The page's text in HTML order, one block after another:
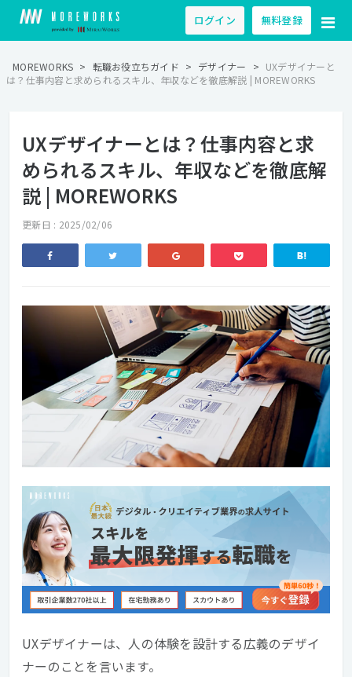
ログイン 無料登録
MOREWORKS > 転職お役立ちガイド > デザイナー > UXデザイナーと
は？仕事内容と求められるスキル、年収などを徹底解説 | MOREWORKS
UXデザイナーとは？仕事内容と求
められるスキル、年収などを徹底解
説 | MOREWORKS
更新日 : 2025/02/06
UXデザイナーは、人の体験を設計する広義のデザイ
ナーのことを言います。